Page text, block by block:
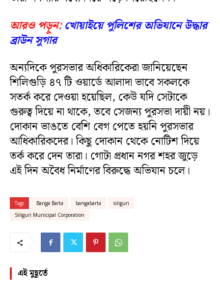
আরও পড়ুন: খোয়াইয়ে পুলিশের অভিযানে উদ্ধার
ব্রাউন সুগার
অন্যদিকে পুরসভার অধিকারিকেরা জানিয়েছেন
শিলিগুড়ি ৪৭ টি ওয়ার্ডে আলাদা ভাবে সকলকে
সতর্ক করে দেওয়া হয়েছিল, কেউ যদি সেটাকে
গুরুত্ব দিয়ে না থাকে, তবে সেজন্য পুরসভা দায়ী নয়।
দোকান ভাঙতে বেশি বেগ পেতে হয়নি পুরসভার
আধিকারিকদের। কিছু দোকান থেকে নোটিশ দিয়ে
তর্ক করে দেন তারা। গোটা প্রধান নগর শহর জুড়ে
এই দিন অবৈধ নির্মাণের বিরুদ্ধে অভিযান চলে।
Tags Banga Barta bangabarta
siliguri
Siliguri Municipal Corporation
এই মুহূর্তে